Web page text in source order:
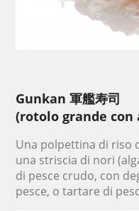
Gunkan 軍艦寿司
(rotolo grande con
Una polpettina di riso
una striscia di nori
di pesce crudo, con
pesce, o tartare di